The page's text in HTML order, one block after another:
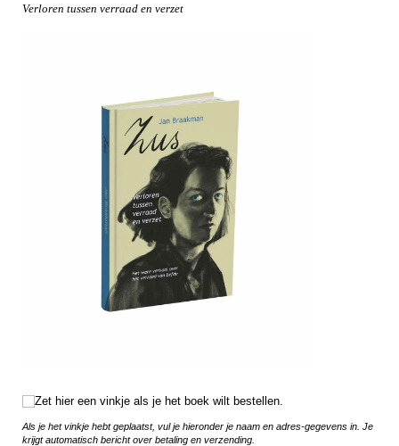
Verloren tussen verraad en verzet
Zet hier een vinkje als je het boek wilt bestellen.
Zet hier een vinkje als je het boek wilt bestellen.
Als je het vinkje hebt geplaatst, vul je hieronder je naam en adres-gegevens in. Je
krijgt automatisch bericht over betaling en verzending.